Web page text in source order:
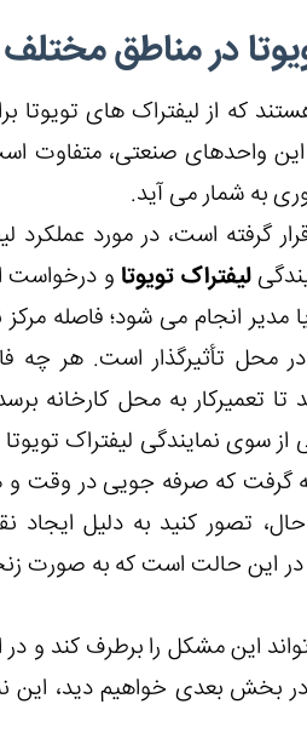
در مناطق مختلف
که از لیفتراک های تویوتا
واحدهای صنعتی، متفاوت
به شمار می آید.
گرفته است، در مورد عملکرد
لیفتراک تویوتا و درخواست
انجام می شود؛ فاصله مرکز
محل تأثیرگذار است. هر چه
تعمیرکار به محل کارخانه
سوی نمایندگی لیفتراک
گرفت که صرفه جویی در وقت و
تصور کنید به دلیل
در این حالت است که به صورت
این مشکل را برطرف کند و
در بخش بعدی خواهیم دید، این